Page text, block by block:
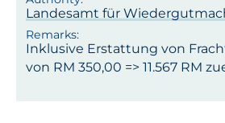
Landesamt für
Inklusive Erstattung von
von RM 350,00 => 11.567 RM